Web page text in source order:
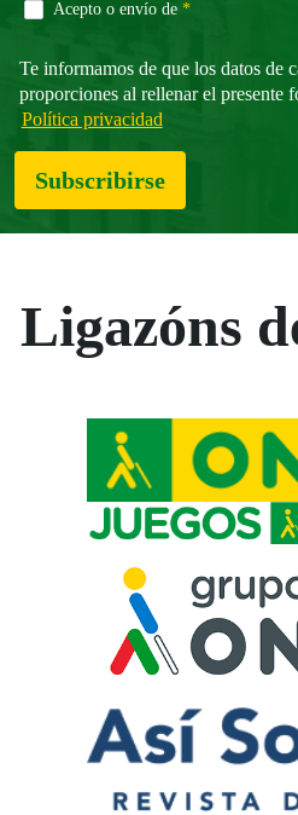
Acepto o envío de *Requirido
Te informamos de que los datos de
proporciones al rellenar el presente
Política privacidad
Subscribirse
Ligazóns